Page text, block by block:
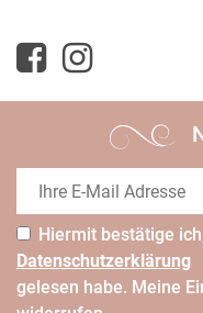
Hiermit bestätige
Daten­schutz­erklärung
gelesen habe. Meine